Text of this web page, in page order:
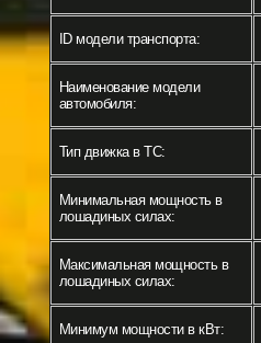
ID модели транспорта:
Наименование модели
автомобиля:
Тип движка в ТС:
Минимальная мощность в
лошадиных силах:
Максимальная мощность в
лошадиных силах:
Минимум мощности в кВт: